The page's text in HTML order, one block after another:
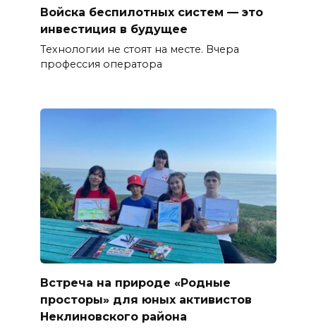
Войска беспилотных систем — это
инвестиция в будущее
Технологии не стоят на месте. Вчера
профессия оператора
Встреча на природе «Родные
просторы» для юных активистов
Неклиновского района